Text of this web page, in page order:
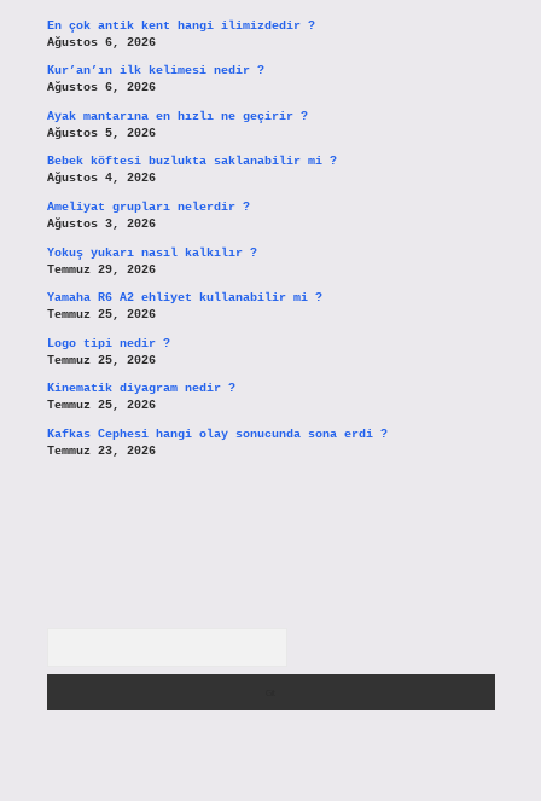
En çok antik kent hangi ilimizdedir ?
Ağustos 6, 2026
Kur’an’ın ilk kelimesi nedir ?
Ağustos 6, 2026
Ayak mantarına en hızlı ne geçirir ?
Ağustos 5, 2026
Bebek köftesi buzlukta saklanabilir mi ?
Ağustos 4, 2026
Ameliyat grupları nelerdir ?
Ağustos 3, 2026
Yokuş yukarı nasıl kalkılır ?
Temmuz 29, 2026
Yamaha R6 A2 ehliyet kullanabilir mi ?
Temmuz 25, 2026
Logo tipi nedir ?
Temmuz 25, 2026
Kinematik diyagram nedir ?
Temmuz 25, 2026
Kafkas Cephesi hangi olay sonucunda sona erdi ?
Temmuz 23, 2026